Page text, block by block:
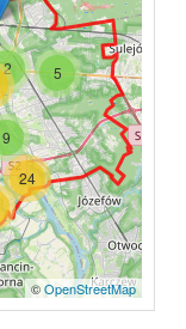
2 5
9
24
©OpenStreetMap